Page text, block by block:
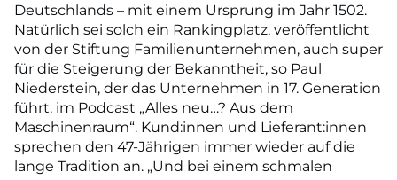
Deutschlands – mit einem Ursprung im Jahr 1502.
Natürlich sei solch ein Rankingplatz, veröffentlicht
von der Stiftung Familienunternehmen, auch super
für die Steigerung der Bekanntheit, so Paul
Niederstein, der das Unternehmen in 17. Generation
führt, im Podcast „Alles neu…? Aus dem
Maschinenraum“. Kund:innen und Lieferant:innen
sprechen den 47-Jährigen immer wieder auf die
lange Tradition an. „Und bei einem schmalen